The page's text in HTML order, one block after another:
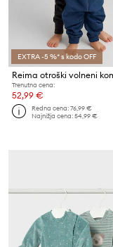
EXTRA -5 %* s kodo OFF
Trenutna cena:
52,99 €
Redna cena:76,99 €
Najnižja cena:54,99 €